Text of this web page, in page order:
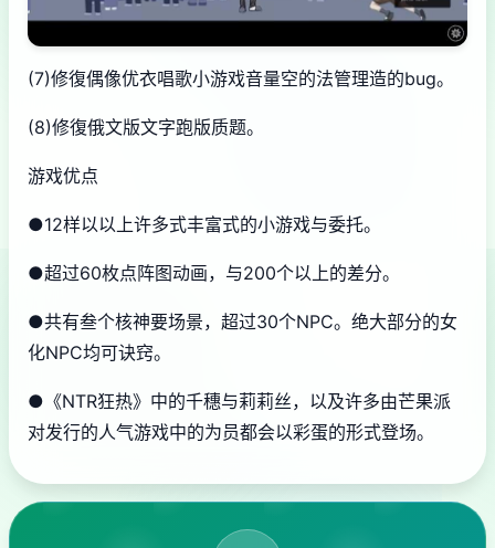
(7)修復偶像优衣唱歌小游戏音量空的法管理造的bug。
(8)修復俄文版文字跑版质题。
游戏优点
●12样以以上许多式丰富式的小游戏与委托。
●超过60枚点阵图动画，与200个以上的差分。
●共有叁个核神要场景，超过30个NPC。绝大部分的女
化NPC均可诀窍。
●《NTR狂热》中的千穗与莉莉丝，以及许多由芒果派
对发行的人气游戏中的为员都会以彩蛋的形式登场。